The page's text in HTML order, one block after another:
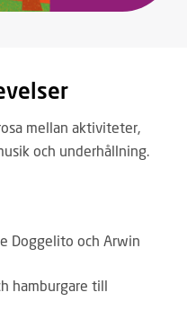
mellan aktiviteter,
och underhållning.
Doggelito och Arwin
hamburgare till